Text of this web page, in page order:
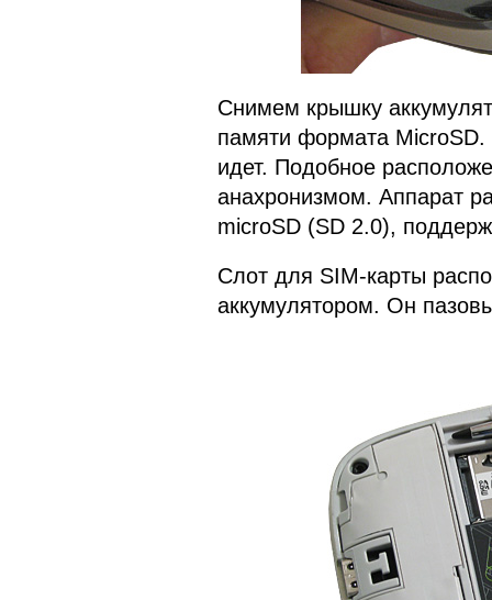
Снимем крышку
памяти формата MicroSD.
идет. Подобное
анахронизмом. Аппарат
microSD (SD 2.0),
Слот для SIM-карты
аккумулятором. Он